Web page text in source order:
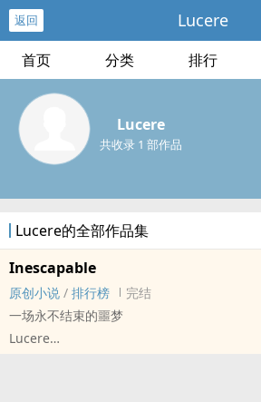
返回 Lucere
首页 分类 排行
Lucere
共收录 1 部作品
Lucere的全部作品集
Inescapable
原创小说 / 排行榜
完结
一场永不结束的噩梦
Lucere